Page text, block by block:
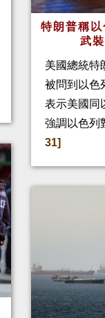
特朗普稱
武
美國總統特
被問到以色
表示美國同
強調以色列
31]